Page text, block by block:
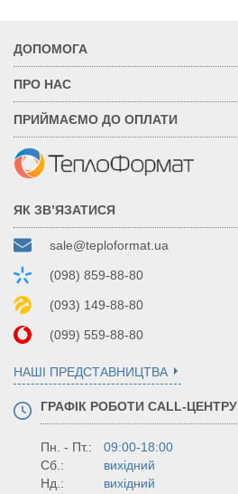
ДОПОМОГА
ПРО НАС
ПРИЙМАЄМО ДО ОПЛАТИ
ЯК ЗВ’ЯЗАТИСЯ
sale@teploformat.ua
(098) 859-88-80
(093) 149-88-80
(099) 559-88-80
НАШІ ПРЕДСТАВНИЦТВА
ГРАФІК РОБОТИ CALL-ЦЕНТРУ
Пн. - Пт.:
09:00-18:00
Сб.:
вихідний
Нд.:
вихідний